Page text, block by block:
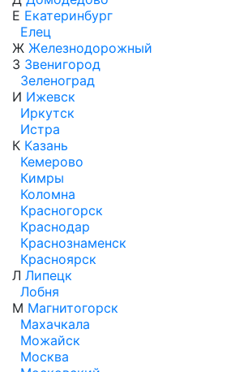
Е Екатеринбург
Елец
Ж Железнодорожный
З Звенигород
Зеленоград
И Ижевск
Иркутск
Истра
К Казань
Кемерово
Кимры
Коломна
Красногорск
Краснодар
Краснознаменск
Красноярск
Л Липецк
Лобня
М Магнитогорск
Махачкала
Можайск
Москва